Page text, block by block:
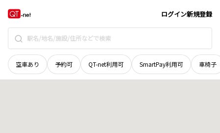
ログイン新規登録
空車あり 予約可 QT-net利用可 SmartPay利用可 車椅子
福井県